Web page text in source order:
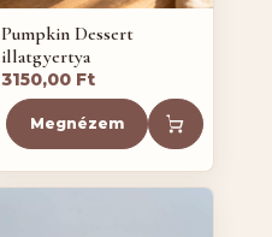
Pumpkin Dessert
illatgyertya
3150,00 Ft
Megnézem